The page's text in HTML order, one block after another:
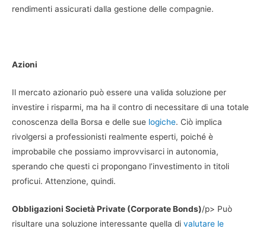
rendimenti assicurati dalla gestione delle compagnie.
Azioni
Il mercato azionario può essere una valida soluzione per
investire i risparmi, ma ha il contro di necessitare di una totale
conoscenza della Borsa e delle sue logiche. Ciò implica
rivolgersi a professionisti realmente esperti, poiché è
improbabile che possiamo improvvisarci in autonomia,
sperando che questi ci propongano l’investimento in titoli
proficui. Attenzione, quindi.
Obbligazioni Società Private (Corporate Bonds)/p> Può
risultare una soluzione interessante quella di valutare le